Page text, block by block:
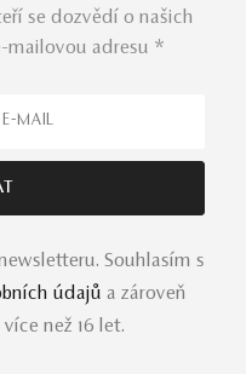
se dozvědí o našich
mailovou adresu *
Souhlasím s
údajů a zároveň
než 16 let.